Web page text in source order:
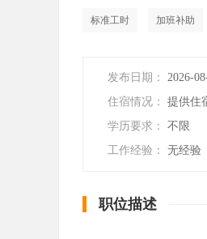
标准工时 加班补助
发布日期： 2026-
住宿情况：
提供住
学历要求：
不限
工作经验：
无经验
职位描述